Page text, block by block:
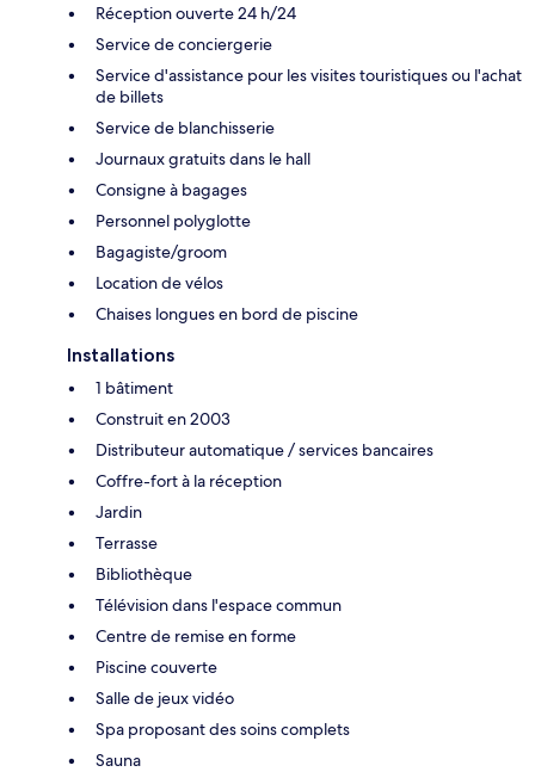
Réception ouverte 24 h/24
Service de conciergerie
Service d'assistance pour les visites touristiques ou l'achat
de billets
Service de blanchisserie
Journaux gratuits dans le hall
Consigne à bagages
Personnel polyglotte
Bagagiste/groom
Location de vélos
Chaises longues en bord de piscine
Installations
1 bâtiment
Construit en 2003
Distributeur automatique / services bancaires
Coffre-fort à la réception
Jardin
Terrasse
Bibliothèque
Télévision dans l'espace commun
Centre de remise en forme
Piscine couverte
Salle de jeux vidéo
Spa proposant des soins complets
Sauna